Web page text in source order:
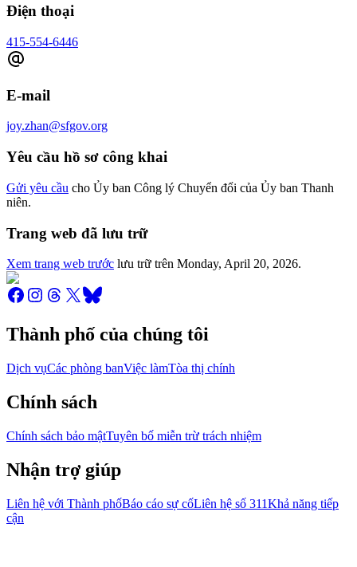
Điện thoại
415-554-6446
E-mail
joy.zhan@sfgov.org
Yêu cầu hồ sơ công khai
Gửi yêu cầu cho Ủy ban Công lý Chuyển đổi của Ủy ban Thanh
niên.
Trang web đã lưu trữ
Xem trang web trước lưu trữ trên Monday, April 20, 2026.
Thành phố của chúng tôi
Dịch vụCác phòng banViệc làmTòa thị chính
Chính sách
Chính sách bảo mậtTuyên bố miễn trừ trách nhiệm
Nhận trợ giúp
Liên hệ với Thành phốBáo cáo sự cốLiên hệ số 311Khả năng tiếp
cận